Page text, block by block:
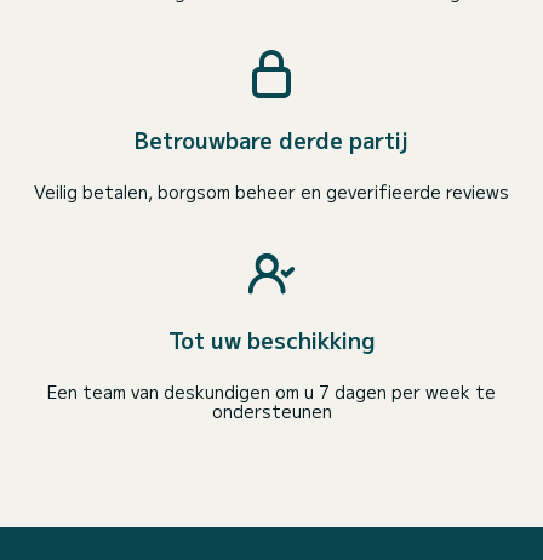
Betrouwbare derde partij
Veilig betalen, borgsom beheer en geverifieerde reviews
Tot uw beschikking
Een team van deskundigen om u 7 dagen per week te
ondersteunen